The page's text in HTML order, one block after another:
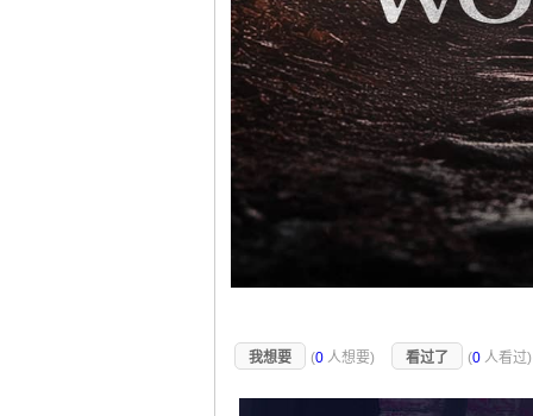
我想要 (0 人想要) 看过了 (0 人看过